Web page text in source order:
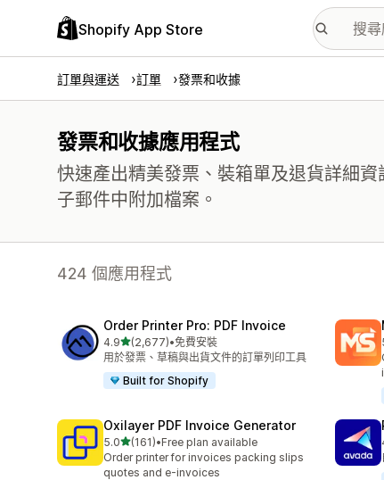
Shopify App Store
訂單與運送 訂單 發票和收據
發票和收據應用程式
快速產出精美發票、裝箱單及退貨詳細
子郵件中附加檔案。
424 個應用程式
Order Printer Pro: PDF Invoice
4.9滿分 5 顆星
(2,677)
共有 2677 則評價
•免費安裝
用於發票、草稿與出貨文件的訂單列印工具
Built for Shopify
Oxilayer PDF Invoice Generator
5.0滿分 5 顆星
(161)
共有 161 則評價
•Free plan available
Order printer for invoices packing slips
quotes and e-invoices